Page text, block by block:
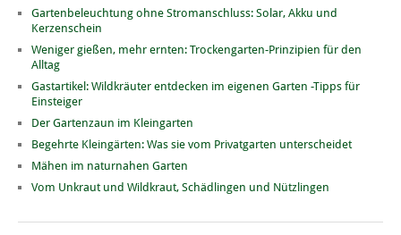
Gartenbeleuchtung ohne Stromanschluss: Solar, Akku und
Kerzenschein
Weniger gießen, mehr ernten: Trockengarten-Prinzipien für den
Alltag
Gastartikel: Wildkräuter entdecken im eigenen Garten -Tipps für
Einsteiger
Der Gartenzaun im Kleingarten
Begehrte Kleingärten: Was sie vom Privatgarten unterscheidet
Mähen im naturnahen Garten
Vom Unkraut und Wildkraut, Schädlingen und Nützlingen